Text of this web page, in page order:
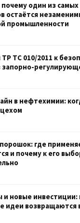
почему один из
остаётся
промышленности
ТС 010/2011 к
запорно-
в нефтехимии:
где
и почему к его
и новые инвестиции:
идеи возвращаются